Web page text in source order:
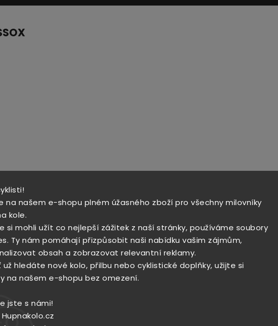
na našem e-shopu plném úžasného zboží pro všechny milovníky
kole.
si mohli užít co nejlepší zážitek z naší stránky, používáme soubory
Ty nám pomáhají přizpůsobit naši nabídku vašim zájmům,
obsah a zobrazovat relevantní reklamy.
už hledáte nové kolo, přilbu nebo cyklistické doplňky, užijte si
na našem e-shopu bez omezení.
jste s námi!